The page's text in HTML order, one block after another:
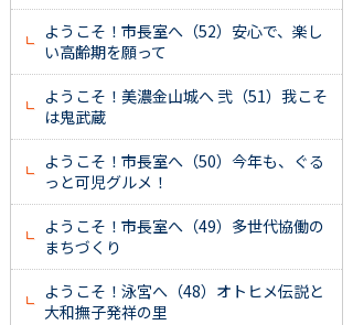
ようこそ！市長室へ（52）安心で、楽し
い高齢期を願って
ようこそ！美濃金山城へ 弐（51）我こそ
は鬼武蔵
ようこそ！市長室へ（50）今年も、ぐる
っと可児グルメ！
ようこそ！市長室へ（49）多世代協働の
まちづくり
ようこそ！泳宮へ（48）オトヒメ伝説と
大和撫子発祥の里